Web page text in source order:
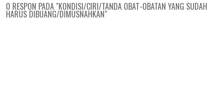
0 RESPON PADA "KONDISI/CIRI/TANDA OBAT-OBATAN YANG SUDAH
HARUS DIBUANG/DIMUSNAHKAN"